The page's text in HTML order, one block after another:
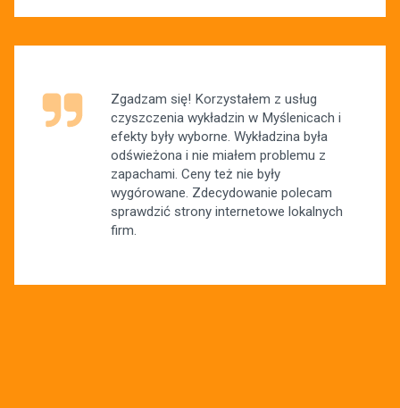
Zgadzam się! Korzystałem z usług
czyszczenia wykładzin w Myślenicach i
efekty były wyborne. Wykładzina była
odświeżona i nie miałem problemu z
zapachami. Ceny też nie były
wygórowane. Zdecydowanie polecam
sprawdzić strony internetowe lokalnych
firm.